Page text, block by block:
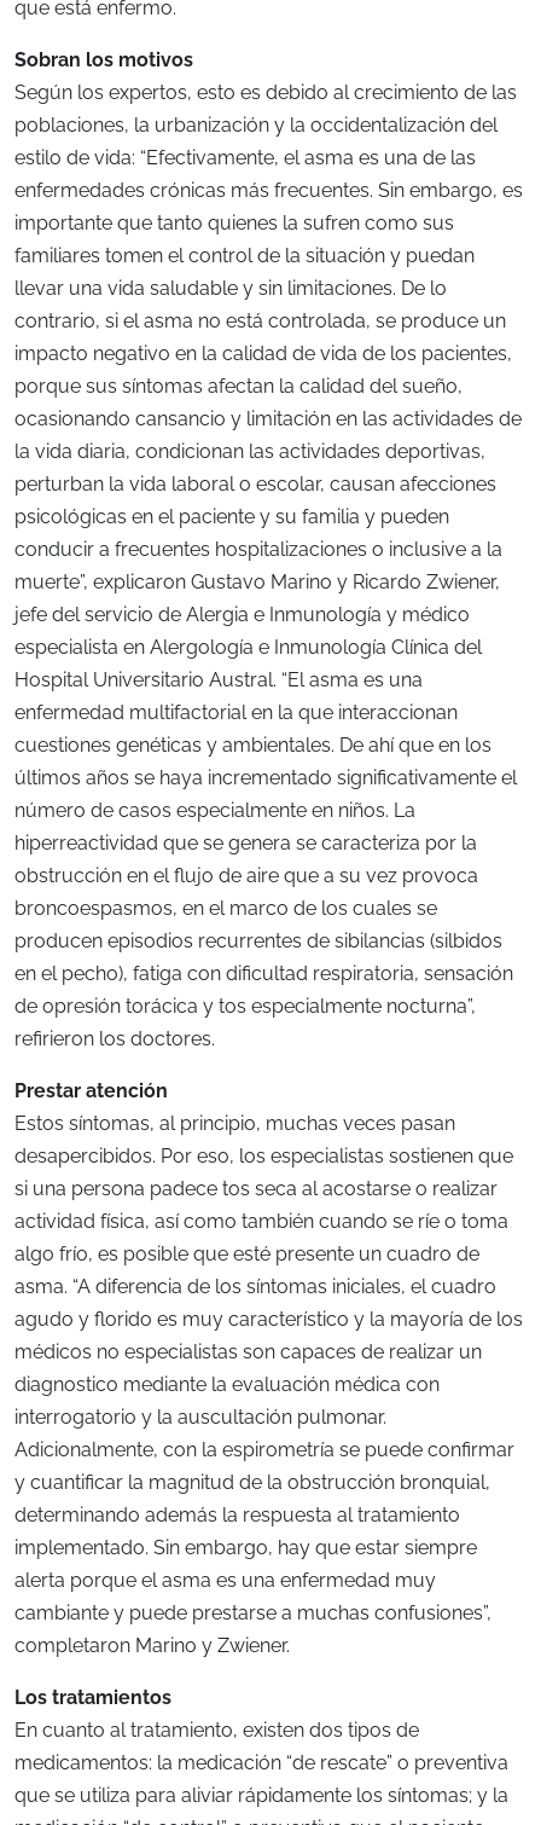
que está enfermo.
Sobran los motivos
Según los expertos, esto es debido al crecimiento de las
poblaciones, la urbanización y la occidentalización del
estilo de vida: “Efectivamente, el asma es una de las
enfermedades crónicas más frecuentes. Sin embargo, es
importante que tanto quienes la sufren como sus
familiares tomen el control de la situación y puedan
llevar una vida saludable y sin limitaciones. De lo
contrario, si el asma no está controlada, se produce un
impacto negativo en la calidad de vida de los pacientes,
porque sus síntomas afectan la calidad del sueño,
ocasionando cansancio y limitación en las actividades de
la vida diaria, condicionan las actividades deportivas,
perturban la vida laboral o escolar, causan afecciones
psicológicas en el paciente y su familia y pueden
conducir a frecuentes hospitalizaciones o inclusive a la
muerte”, explicaron Gustavo Marino y Ricardo Zwiener,
jefe del servicio de Alergia e Inmunología y médico
especialista en Alergología e Inmunología Clínica del
Hospital Universitario Austral. “El asma es una
enfermedad multifactorial en la que interaccionan
cuestiones genéticas y ambientales. De ahí que en los
últimos años se haya incrementado significativamente el
número de casos especialmente en niños. La
hiperreactividad que se genera se caracteriza por la
obstrucción en el flujo de aire que a su vez provoca
broncoespasmos, en el marco de los cuales se
producen episodios recurrentes de sibilancias (silbidos
en el pecho), fatiga con dificultad respiratoria, sensación
de opresión torácica y tos especialmente nocturna”,
refirieron los doctores.
Prestar atención
Estos síntomas, al principio, muchas veces pasan
desapercibidos. Por eso, los especialistas sostienen que
si una persona padece tos seca al acostarse o realizar
actividad física, así como también cuando se ríe o toma
algo frío, es posible que esté presente un cuadro de
asma. “A diferencia de los síntomas iniciales, el cuadro
agudo y florido es muy característico y la mayoría de los
médicos no especialistas son capaces de realizar un
diagnostico mediante la evaluación médica con
interrogatorio y la auscultación pulmonar.
Adicionalmente, con la espirometría se puede confirmar
y cuantificar la magnitud de la obstrucción bronquial,
determinando además la respuesta al tratamiento
implementado. Sin embargo, hay que estar siempre
alerta porque el asma es una enfermedad muy
cambiante y puede prestarse a muchas confusiones”,
completaron Marino y Zwiener.
Los tratamientos
En cuanto al tratamiento, existen dos tipos de
medicamentos: la medicación “de rescate” o preventiva
que se utiliza para aliviar rápidamente los síntomas; y la